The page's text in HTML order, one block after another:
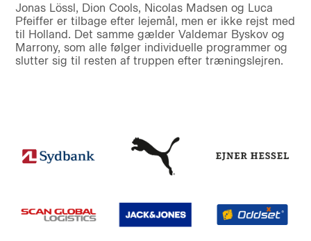
Jonas Lössl, Dion Cools, Nicolas Madsen og Luca
Pfeiffer er tilbage efter lejemål, men er ikke rejst med
til Holland. Det samme gælder Valdemar Byskov og
Marrony, som alle følger individuelle programmer og
slutter sig til resten af truppen efter træningslejren.